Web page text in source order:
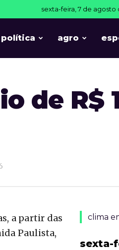
sexta-feira, 7 de agosto
política agro
de R$
a partir das
Paulista,
clima
sexta-